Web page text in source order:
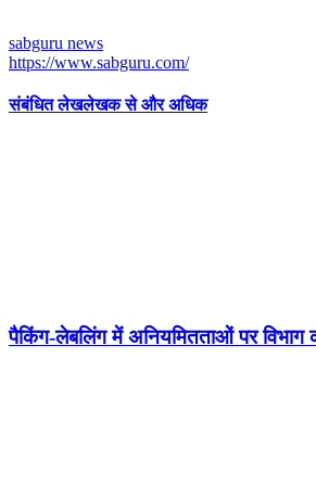
sabguru news
https://www.sabguru.com/
संबंधित लेखलेखक से और अधिक
पैकिंग-लेबलिंग में अनियमितताओं पर विभाग